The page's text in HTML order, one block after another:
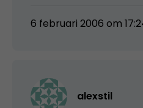
6 februari 2006 om
alexstil